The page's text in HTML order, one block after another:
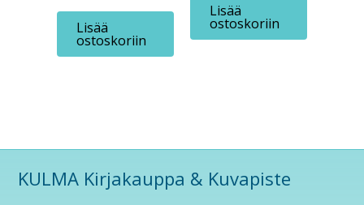
Lisää
ostoskoriin
Lisää
ostoskoriin
KULMA Kirjakauppa & Kuvapiste